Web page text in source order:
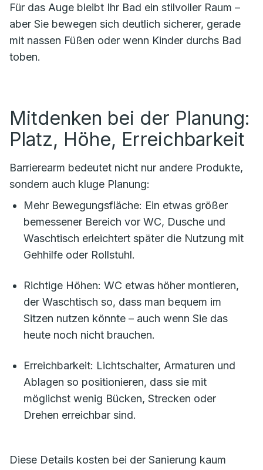
Für das Auge bleibt Ihr Bad ein stilvoller Raum –
aber Sie bewegen sich deutlich sicherer, gerade
mit nassen Füßen oder wenn Kinder durchs Bad
toben.
Mitdenken bei der Planung:
Platz, Höhe, Erreichbarkeit
Barrierearm bedeutet nicht nur andere Produkte,
sondern auch kluge Planung:
Mehr Bewegungsfläche: Ein etwas größer
bemessener Bereich vor WC, Dusche und
Waschtisch erleichtert später die Nutzung mit
Gehhilfe oder Rollstuhl.
Richtige Höhen: WC etwas höher montieren,
der Waschtisch so, dass man bequem im
Sitzen nutzen könnte – auch wenn Sie das
heute noch nicht brauchen.
Erreichbarkeit: Lichtschalter, Armaturen und
Ablagen so positionieren, dass sie mit
möglichst wenig Bücken, Strecken oder
Drehen erreichbar sind.
Diese Details kosten bei der Sanierung kaum